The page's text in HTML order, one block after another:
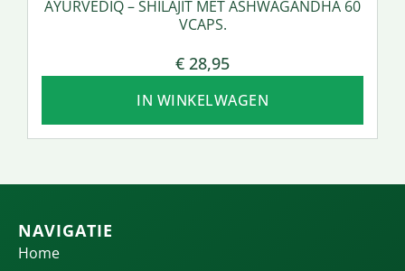
AYURVEDIQ – SHILAJIT MET ASHWAGANDHA 60
VCAPS.
€ 28,95
IN WINKELWAGEN
NAVIGATIE
Home